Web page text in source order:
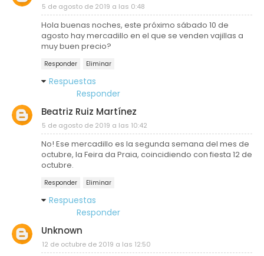
5 de agosto de 2019 a las 0:48
Hola buenas noches, este próximo sábado 10 de
agosto hay mercadillo en el que se venden vajillas a
muy buen precio?
Responder Eliminar
Respuestas
Responder
Beatriz Ruiz Martínez
5 de agosto de 2019 a las 10:42
No! Ese mercadillo es la segunda semana del mes de
octubre, la Feira da Praia, coincidiendo con fiesta 12 de
octubre.
Responder Eliminar
Respuestas
Responder
Unknown
12 de octubre de 2019 a las 12:50